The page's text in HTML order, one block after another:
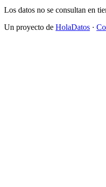
Los datos no se consultan en
Un proyecto de HolaDatos ·